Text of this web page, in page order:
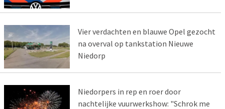
Vier verdachten en blauwe Opel gezocht
na overval op tankstation Nieuwe
Niedorp
Niedorpers in rep en roer door
nachtelijke vuurwerkshow: "Schrok me